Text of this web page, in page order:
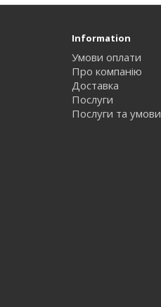
Information
Умови оплати
Про компанію
Доставка
Послуги
Послуги та умови